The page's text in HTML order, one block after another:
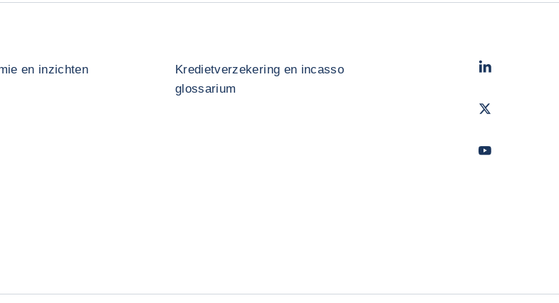
en inzichten
Kredietverzekering en incasso
glossarium
LinkedIn
Twitter
Youtube